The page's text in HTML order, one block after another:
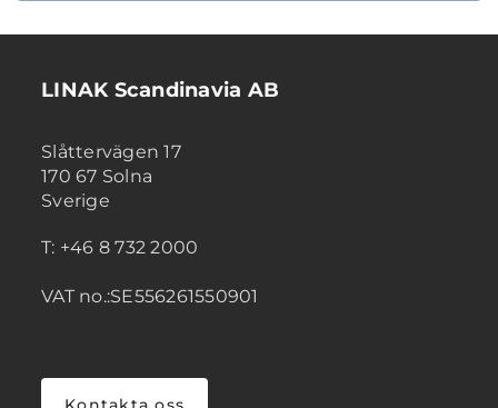
LINAK Scandinavia AB
Slåttervägen 17
170 67 Solna
Sverige
T: +46 8 732 2000
VAT no.:SE556261550901